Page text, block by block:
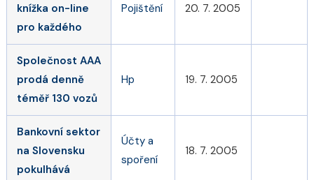
knížka on-line
pro každého
Pojištění 20. 7. 2005
Společnost AAA
prodá denně
téměř 130 vozů
Hp 19. 7. 2005
Bankovní sektor
na Slovensku
pokulhává
Účty a
spoření
18. 7. 2005